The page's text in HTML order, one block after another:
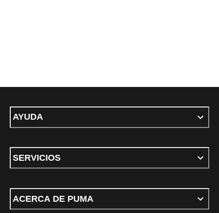
AYUDA
SERVICIOS
ACERCA DE PUMA